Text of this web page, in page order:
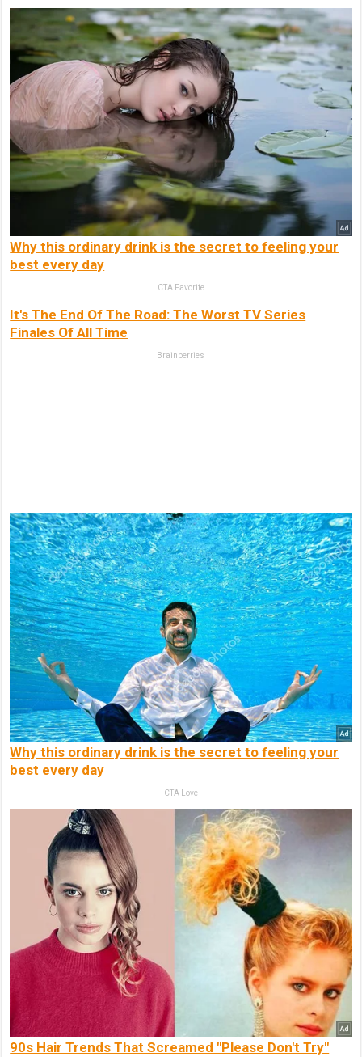
Why this ordinary drink is the secret to feeling your
best every day
CTA Favorite
It's The End Of The Road: The Worst TV Series
Finales Of All Time
Brainberries
Why this ordinary drink is the secret to feeling your
best every day
CTA Love
90s Hair Trends That Screamed "Please Don't Try"